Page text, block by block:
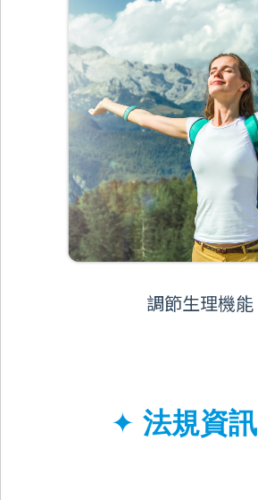
調節生理機能
✦ 法規資訊